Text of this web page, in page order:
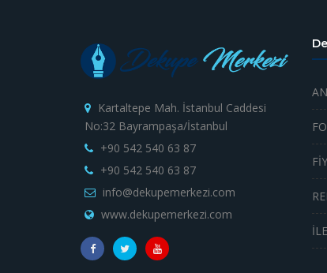
Kartaltepe Mah. İstanbul Caddesi
No:32 Bayrampaşa/İstanbul
+90 542 540 63 87
+90 542 540 63 87
info@dekupemerkezi.com
www.dekupemerkezi.com